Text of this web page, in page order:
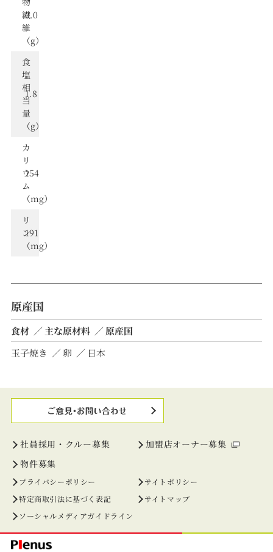
繊
維
（g）
0.0
⾷
塩
相
当
量
（g）
1.8
カ
リ
ウ
ム
（mg）
154
リ
ン
（mg）
191
原産国
食材 主な原材料
原産国
玉子焼き
卵 日本
社員採用・クルー募集
加盟店オーナー募集
物件募集
プライバシーポリシー
サイトポリシー
特定商取引法に基づく表記
サイトマップ
ソーシャルメディアガイドライン